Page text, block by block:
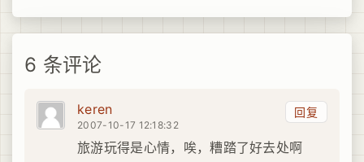
6 条评论
回复
keren
2007-10-17 12:18:32
旅游玩得是心情，唉，糟踏了好去处啊